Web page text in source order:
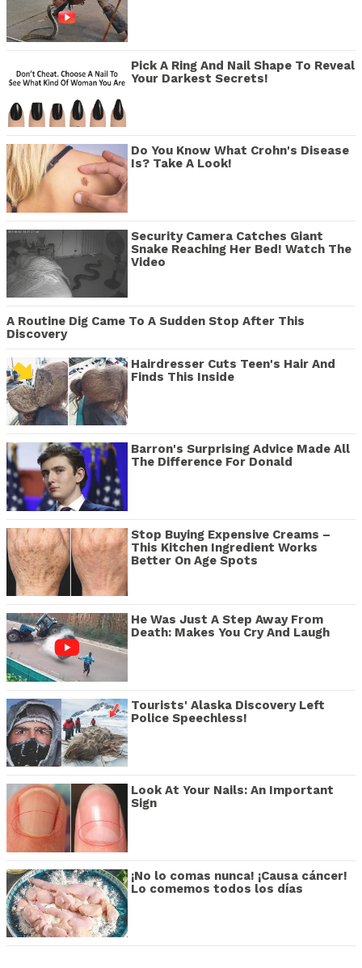
Pick A Ring And Nail Shape To Reveal
Your Darkest Secrets!
Do You Know What Crohn's Disease
Is? Take A Look!
Security Camera Catches Giant
Snake Reaching Her Bed! Watch The
Video
A Routine Dig Came To A Sudden Stop After This
Discovery
Hairdresser Cuts Teen's Hair And
Finds This Inside
Barron's Surprising Advice Made All
The Difference For Donald
Stop Buying Expensive Creams –
This Kitchen Ingredient Works
Better On Age Spots
He Was Just A Step Away From
Death: Makes You Cry And Laugh
Tourists' Alaska Discovery Left
Police Speechless!
Look At Your Nails: An Important
Sign
¡No lo comas nunca! ¡Causa cáncer!
Lo comemos todos los días